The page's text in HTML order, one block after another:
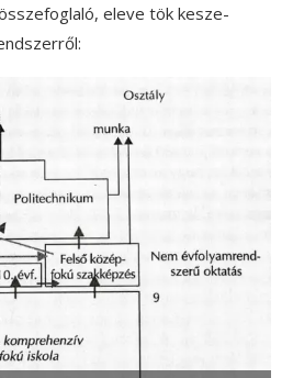
eleve tök kesze-